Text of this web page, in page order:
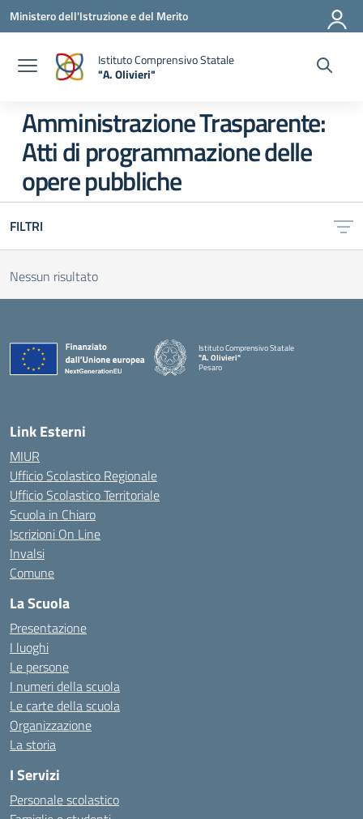
Vai ai contenuti
Vai al menu di navigazione
Vai al footer
Ministero dell'Istruzione e del Merito
Istituto Comprensivo Statale
"A. Olivieri"
Amministrazione Trasparente:
Atti di programmazione delle
opere pubbliche
FILTRI
Nessun risultato
Istituto Comprensivo Statale
"A. Olivieri"
Pesaro
Link Esterni
MIUR
Ufficio Scolastico Regionale
Ufficio Scolastico Territoriale
Scuola in Chiaro
Iscrizioni On Line
Invalsi
Comune
La Scuola
Presentazione
I luoghi
Le persone
I numeri della scuola
Le carte della scuola
Organizzazione
La storia
I Servizi
Personale scolastico